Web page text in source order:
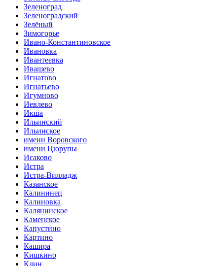
Зеленоград
Зеленоградский
Зелёный
Зимогорье
Ивано-Константиновское
Ивановка
Ивантеевка
Ивашево
Игнатово
Игнатьево
Игумново
Иевлево
Икша
Ильинский
Ильинское
имени Воровского
имени Цюрупы
Исаково
Истра
Истра-Вилладж
Казанское
Калининец
Калиновка
Калянинское
Каменское
Капустино
Картино
Кашира
Кишкино
Клин